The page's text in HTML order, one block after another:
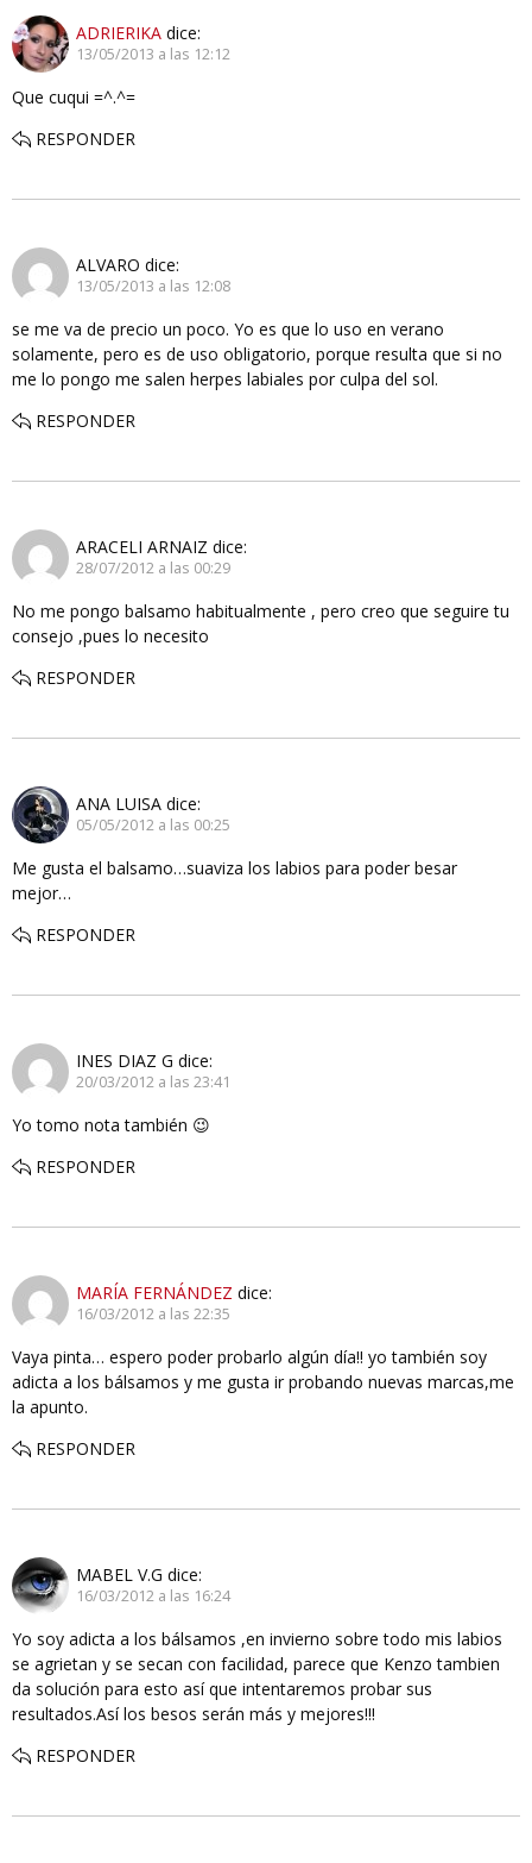
ADRIERIKA dice:
13/05/2013 a las 12:12
Que cuqui =^.^=
RESPONDER
ALVARO dice:
13/05/2013 a las 12:08
se me va de precio un poco. Yo es que lo uso en verano
solamente, pero es de uso obligatorio, porque resulta que si no
me lo pongo me salen herpes labiales por culpa del sol.
RESPONDER
ARACELI ARNAIZ dice:
28/07/2012 a las 00:29
No me pongo balsamo habitualmente , pero creo que seguire tu
consejo ,pues lo necesito
RESPONDER
ANA LUISA dice:
05/05/2012 a las 00:25
Me gusta el balsamo…suaviza los labios para poder besar
mejor…
RESPONDER
INES DIAZ G dice:
20/03/2012 a las 23:41
Yo tomo nota también 😉
RESPONDER
MARÍA FERNÁNDEZ dice:
16/03/2012 a las 22:35
Vaya pinta… espero poder probarlo algún día!! yo también soy
adicta a los bálsamos y me gusta ir probando nuevas marcas,me
la apunto.
RESPONDER
MABEL V.G dice:
16/03/2012 a las 16:24
Yo soy adicta a los bálsamos ,en invierno sobre todo mis labios
se agrietan y se secan con facilidad, parece que Kenzo tambien
da solución para esto así que intentaremos probar sus
resultados.Así los besos serán más y mejores!!!
RESPONDER